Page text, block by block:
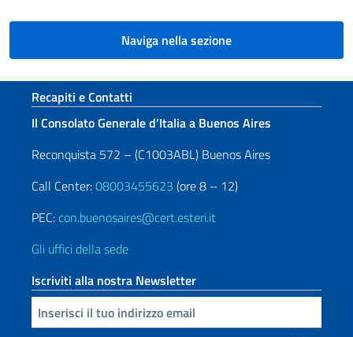
Naviga nella sezione
Sezione footer
Recapiti e Contatti
Il Consolato Generale d’Italia a Buenos Aires
Reconquista 572 – (C1003ABL) Buenos Aires
Call Center:08003455623 (ore 8 – 12)
PEC: con.buenosaires@cert.esteri.it
Gli uffici della sede
Iscriviti alla nostra Newsletter
Inserisci la tua email